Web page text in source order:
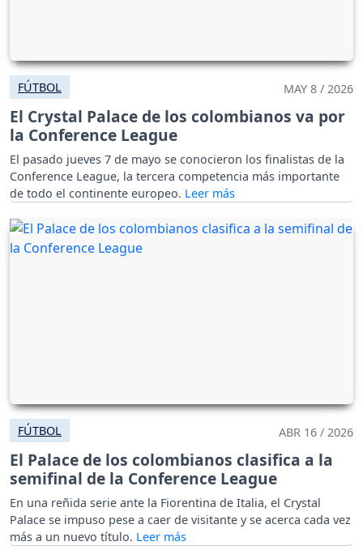
FÚTBOL MAY 8 / 2026
El Crystal Palace de los colombianos va por
la Conference League
El pasado jueves 7 de mayo se conocieron los finalistas de la
Conference League, la tercera competencia más importante
de todo el continente europeo.
FÚTBOL ABR 16 / 2026
El Palace de los colombianos clasifica a la
semifinal de la Conference League
En una reñida serie ante la Fiorentina de Italia, el Crystal
Palace se impuso pese a caer de visitante y se acerca cada vez
más a un nuevo título.